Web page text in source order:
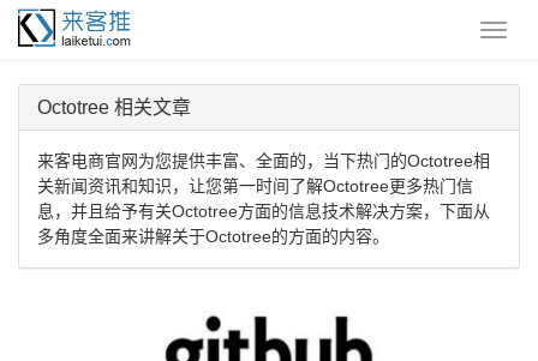
Octotree 相关文章
来客电商官网为您提供丰富、全面的，当下热门的Octotree相
关新闻资讯和知识，让您第一时间了解Octotree更多热门信
息，并且给予有关Octotree方面的信息技术解决方案，下面从
多角度全面来讲解关于Octotree的方面的内容。